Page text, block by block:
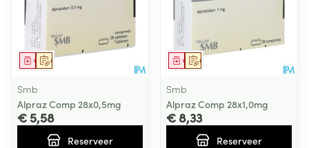
Op voorschrift
Geneesmiddel
Smb
Alpraz Comp 28x0,5mg
€ 5,58
Reserveer
Op voorschrift
Geneesmiddel
Smb
Alpraz Comp 28x1,0mg
€ 8,33
Reserveer